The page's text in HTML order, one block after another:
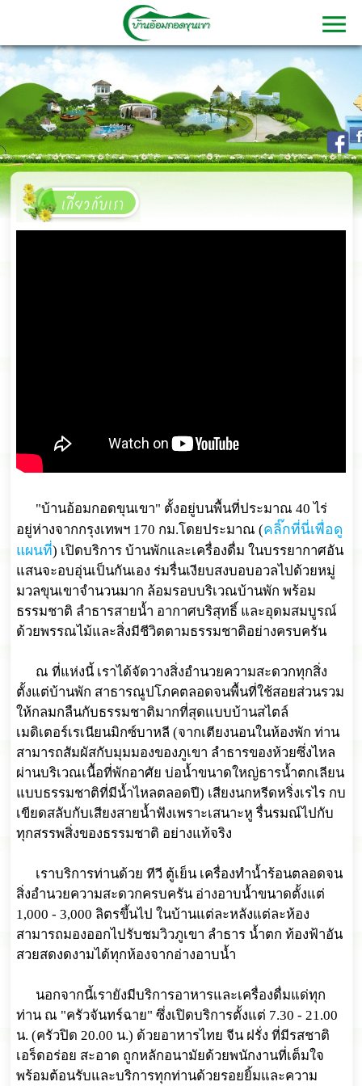
"บ้านอ้อมกอดขุนเขา" ตั้งอยู่บนพื้นที่ประมาณ 40 ไร่
อยู่ห่างจากกรุงเทพฯ 170 กม.โดยประมาณ (คลิ๊กที่นี่เพื่อดู
แผนที่) เปิดบริการ บ้านพักและเครื่องดื่ม ในบรรยากาศอัน
แสนจะอบอุ่นเป็นกันเอง ร่มรื่นเงียบสงบอบอวลไปด้วยหมู่
มวลขุนเขาจำนวนมาก ล้อมรอบบริเวณบ้านพัก พร้อม
ธรรมชาติ ลำธารสายน้ำ อากาศบริสุทธิ์ และอุดมสมบูรณ์
ด้วยพรรณไม้และสิ่งมีชีวิตตามธรรมชาติอย่างครบครัน
ณ ที่แห่งนี้ เราได้จัดวางสิ่งอำนวยความสะดวกทุกสิ่ง
ตั้งแต่บ้านพัก สาธารณูปโภคตลอดจนพื้นที่ใช้สอยส่วนรวม
ให้กลมกลืนกับธรรมชาติมากที่สุดแบบบ้านสไตล์
เมดิเตอร์เรเนียนมิกซ์บาหลี (จากเตียงนอนในห้องพัก ท่าน
สามารถสัมผัสกับมุมมองของภูเขา ลำธารของห้วยซึ่งไหล
ผ่านบริเวณเนื้อที่พักอาศัย บ่อน้ำขนาดใหญ่ธารน้ำตกเลียน
แบบธรรมชาติที่มีน้ำไหลตลอดปี) เสียงนกหรีดหริ่งเรไร กบ
เขียดสลับกับเสียงสายน้ำฟังเพราะเสนาะหู รื่นรมณ์ไปกับ
ทุกสรรพสิ่งของธรรมชาติ อย่างแท้จริง
เราบริการท่านด้วย ทีวี ตู้เย็น เครื่องทำน้ำร้อนตลอดจน
สิ่งอำนวยความสะดวกครบครัน อ่างอาบน้ำขนาดตั้งแต่
1,000 - 3,000 ลิตรขึ้นไป ในบ้านแต่ละหลังแต่ละห้อง
สามารถมองออกไปรับชมวิวภูเขา ลำธาร น้ำตก ท้องฟ้าอัน
สวยสดงดงามได้ทุกห้องจากอ่างอาบน้ำ
นอกจากนี้เรายังมีบริการอาหารและเครื่องดื่มแด่ทุก
ท่าน ณ "ครัวจันทร์ฉาย" ซึ่งเปิดบริการตั้งแต่ 7.30 - 21.00
น. (ครัวปิด 20.00 น.) ด้วยอาหารไทย จีน ฝรั่ง ที่มีรสชาติ
เอร็ดอร่อย สะอาด ถูกหลักอนามัยด้วยพนักงานที่เต็มใจ
พร้อมต้อนรับและบริการทุกท่านด้วยรอยยิ้มและความ